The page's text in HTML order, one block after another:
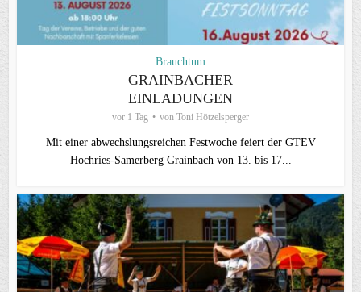
Brauchtum
GRAINBACHER
EINLADUNGEN
vor 1 Tag von Toni Hötzelsperger
Mit einer abwechslungsreichen Festwoche feiert der GTEV
Hochries-Samerberg Grainbach von 13. bis 17...